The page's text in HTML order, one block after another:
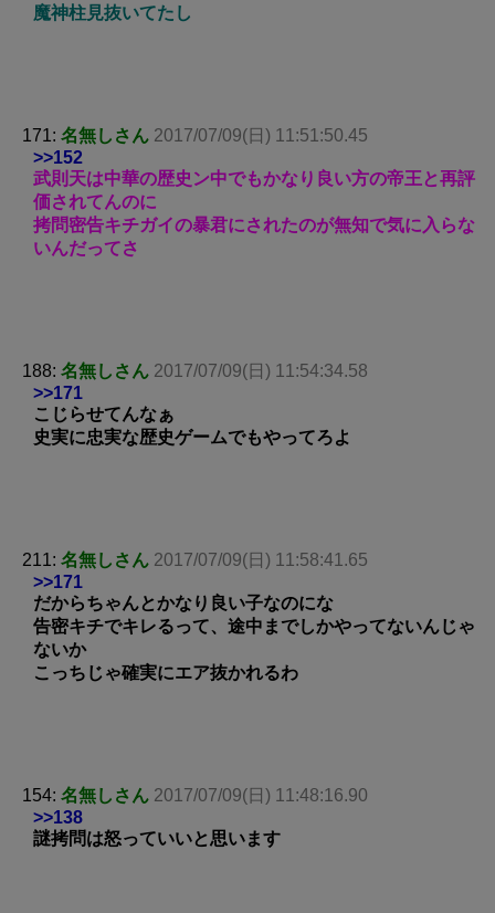
魔神柱見抜いてたし
171: 名無しさん 2017/07/09(日) 11:51:50.45
>>152
武則天は中華の歴史ン中でもかなり良い方の帝王と再評
価されてんのに
拷問密告キチガイの暴君にされたのが無知で気に入らな
いんだってさ
188: 名無しさん 2017/07/09(日) 11:54:34.58
>>171
こじらせてんなぁ
史実に忠実な歴史ゲームでもやってろよ
211: 名無しさん 2017/07/09(日) 11:58:41.65
>>171
だからちゃんとかなり良い子なのにな
告密キチでキレるって、途中までしかやってないんじゃ
ないか
こっちじゃ確実にエア抜かれるわ
154: 名無しさん 2017/07/09(日) 11:48:16.90
>>138
謎拷問は怒っていいと思います